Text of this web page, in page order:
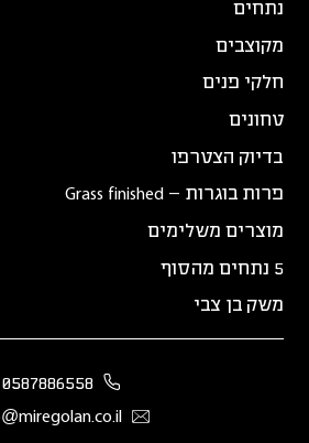
נתחים
מקוצבים
חלקי פנים
טחונים
בדיוק הצטרפו
פרות בוגרות – Grass finished
מוצרים משלימים
5 נתחים מהסוף
משק בן צבי
0587886558